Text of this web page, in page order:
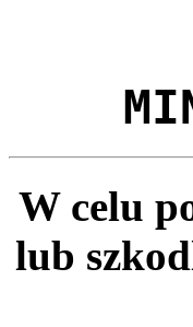
W celu
lub